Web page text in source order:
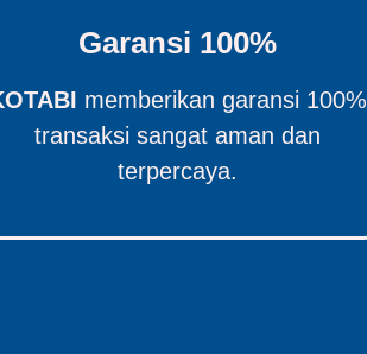
Garansi 100%
memberikan garansi 100%
transaksi sangat aman dan
terpercaya.